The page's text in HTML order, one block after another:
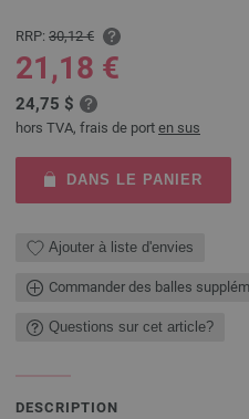
RRP: 30,12 €
21,18 €
24,75 $
hors TVA, frais de port en sus
DANS LE PANIER
Ajouter à liste d'envies
Commander des balles
Questions sur cet article?
DESCRIPTION